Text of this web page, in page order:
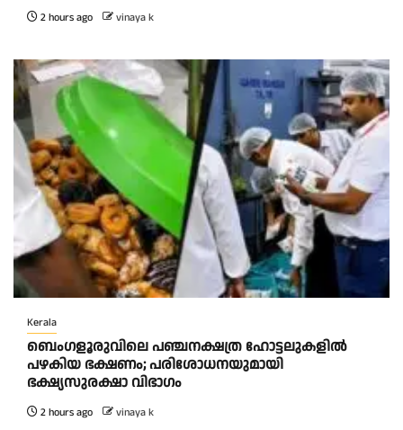
2 hours ago vinaya k
Kerala
ബെംഗളൂരുവിലെ പഞ്ചനക്ഷത്ര ഹോട്ടലുകളിൽ
പഴകിയ ഭക്ഷണം; പരിശോധനയുമായി
ഭക്ഷ്യസുരക്ഷാ വിഭാഗം
2 hours ago vinaya k